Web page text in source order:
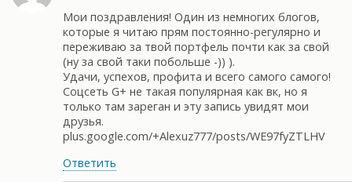
Мои поздравления! Один из немногих блогов,
которые я читаю прям постоянно-регулярно и
переживаю за твой портфель почти как за свой
(ну за свой таки побольше -)) ).
Удачи, успехов, профита и всего самого самого!
Соцсеть G+ не такая популярная как вк, но я
только там зареган и эту запись увидят мои
друзья.
plus.google.com/+Alexuz777/posts/WE97fyZTLHV
Ответить